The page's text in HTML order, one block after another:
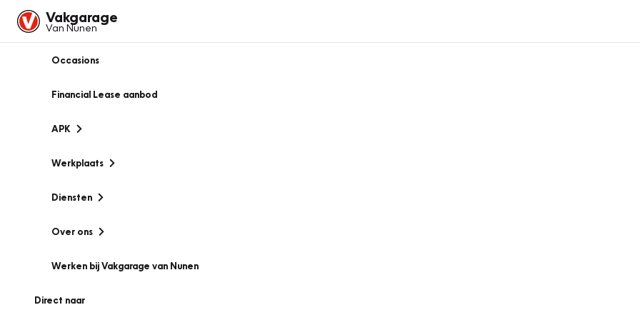
Vakgarage
Van Nunen
Occasions
Financial Lease aanbod
APK
Werkplaats
Diensten
Over ons
Werken bij Vakgarage van Nunen
Direct naar